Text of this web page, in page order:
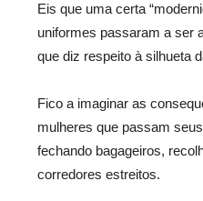
Eis que uma certa
uniformes passaram a ser
que diz respeito à silhueta
Fico a imaginar as
mulheres que passam
fechando bagageiros,
corredores estreitos.